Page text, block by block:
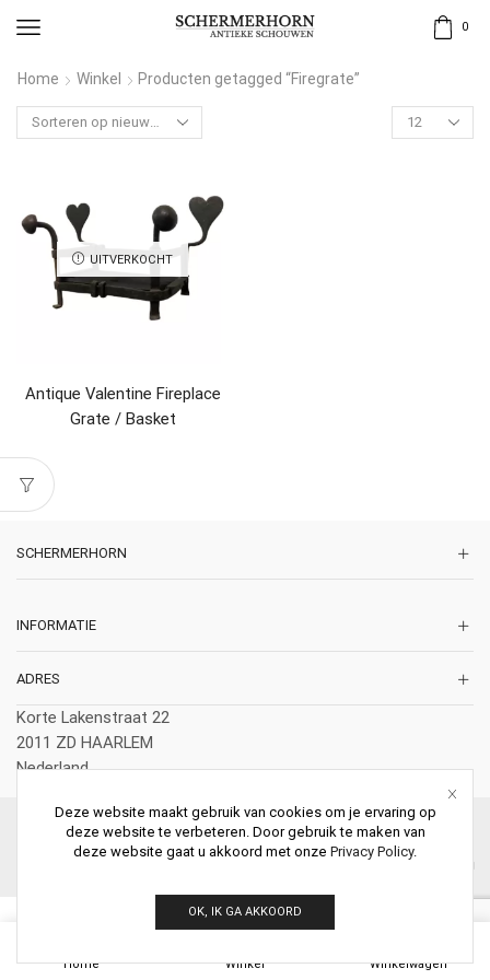
0
Home Winkel Producten getagged “Firegrate”
UITVERKOCHT
Antique Valentine Fireplace
Grate / Basket
SCHERMERHORN
INFORMATIE
ADRES
Korte Lakenstraat 22
2011 ZD HAARLEM
Nederland
© 2026 Schermerhorn Antieke Schouwen. All Rights Reserved.
Home Winkel Winkelwagen
Deze website maakt gebruik van cookies om je ervaring op
deze website te verbeteren. Door gebruik te maken van
deze website gaat u akkoord met onze Privacy Policy.
OK, IK GA AKKOORD